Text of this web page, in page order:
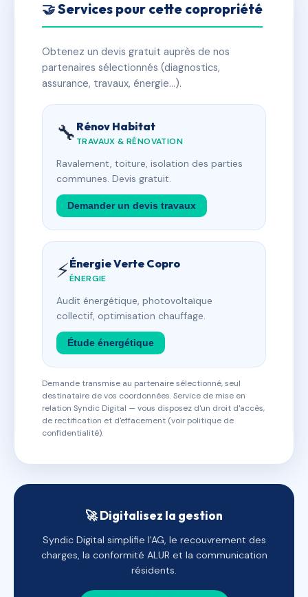
🤝 Services pour cette copropriété
Obtenez un devis gratuit auprès de nos
partenaires sélectionnés (diagnostics,
assurance, travaux, énergie…).
🔧 Rénov Habitat
TRAVAUX & RÉNOVATION
Ravalement, toiture, isolation des parties
communes. Devis gratuit.
Demander un devis travaux
⚡Énergie Verte Copro
ÉNERGIE
Audit énergétique, photovoltaïque
collectif, optimisation chauffage.
Étude énergétique
Demande transmise au partenaire sélectionné, seul
destinataire de vos coordonnées. Service de mise en
relation Syndic Digital — vous disposez d'un droit d'accès,
de rectification et d'effacement (voir politique de
confidentialité).
🚀 Digitalisez la gestion
Syndic Digital simplifie l'AG, le recouvrement des
charges, la conformité ALUR et la communication
résidents.